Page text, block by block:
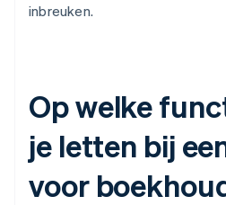
inbreuken.
Op welke
je letten bij
voor